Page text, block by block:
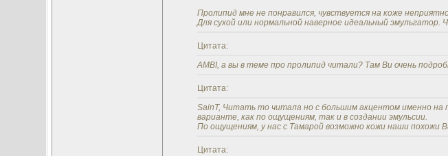
Пролипид мне не понравился, чувствуется на коже
Для сухой или нормальной наверное идеальный
Цитата:
AMBI, а вы в теме про пролипид читали? Там Bu очень
Цитата:
SainT, Читать то читала но с большим акцентом именно
варианте, как по ощущениям, так и в создании эмульсии.
По ощущениям, у нас с Тамарой возможно кожи наши похожи
Цитата: